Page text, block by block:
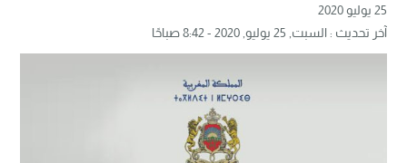
25 يوليو 2020
آخر تحديث :السبت, 25 يوليو, 2020 - 8:42 صباحًا